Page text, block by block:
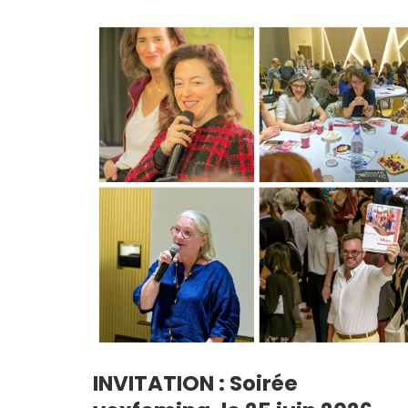
INVITATION : Soirée